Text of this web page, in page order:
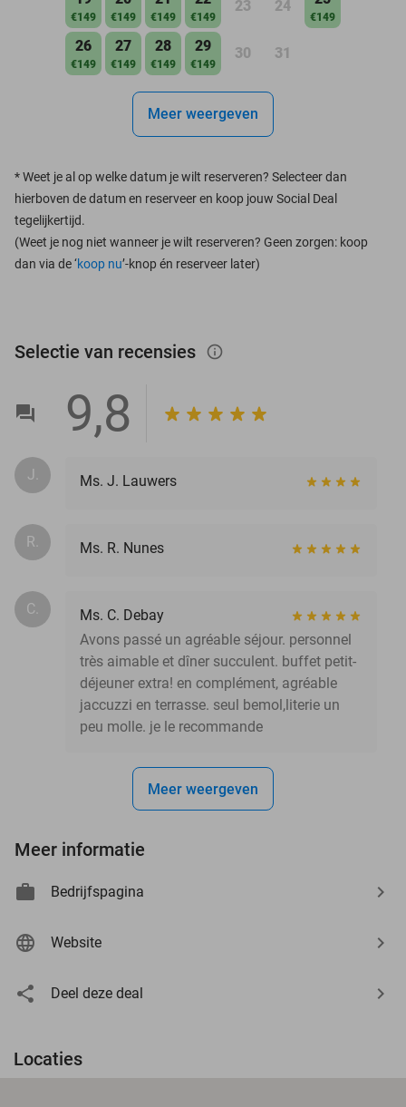
€149 €149 €149 €149
23 24
€149
26
€149
27
€149
28
€149
29
€149
30 31
Meer weergeven
*Weet je al op welke datum je wilt reserveren? Selecteer dan
hierboven de datum en reserveer en koop jouw Social Deal
tegelijkertijd.
(Weet je nog niet wanneer je wilt reserveren? Geen zorgen: koop
dan via de ‘koop nu’-knop én reserveer later)
Selectie van recensies info_outlined
9,8
J. Ms. J. Lauwers
R. Ms. R. Nunes
C.
Ms. C. Debay
Avons passé un agréable séjour. personnel
très aimable et dîner succulent. buffet petit-
déjeuner extra! en complément, agréable
jaccuzzi en terrasse. seul bemol,literie un
peu molle. je le recommande
Meer weergeven
Meer informatie
Bedrijfspagina
Website
Deel deze deal
Locaties